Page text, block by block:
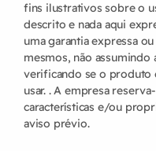
fins ilustrativos sobre o
descrito e nada aqui
uma garantia expressa
mesmos, não assumindo
verificando se o produto
usar. . A empresa
características e/ou
aviso prévio.